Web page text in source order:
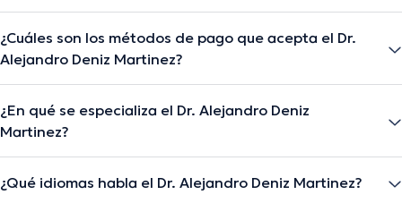
¿Cuáles son los métodos de pago que acepta el Dr.
Alejandro Deniz Martinez?
¿En qué se especializa el Dr. Alejandro Deniz
Martinez?
¿Qué idiomas habla el Dr. Alejandro Deniz Martinez?